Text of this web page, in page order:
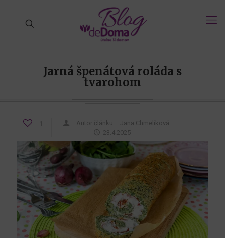
Jarná špenátová roláda s
tvarohom
1 Autor článku:
Jana Chmelíková
23.4.2025